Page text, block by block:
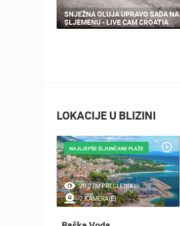
SNJEŽNA OLUJA UPRAVO SADA NA
SLJEMENU - LIVE CAM CROATIA
LOKACIJE U BLIZINI
20.27M PREGLED(A)
7 KAMERA(E)
NAJLJEPŠE ŠLJUNČANE PLAŽE